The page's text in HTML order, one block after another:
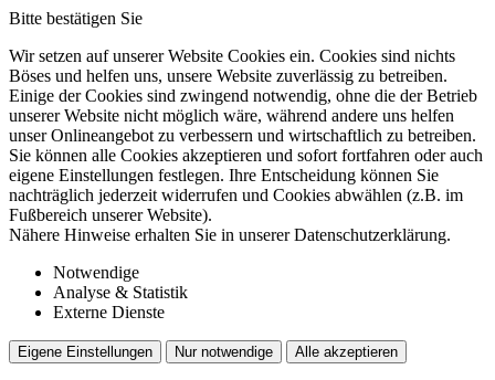
Bitte bestätigen Sie
Wir setzen auf unserer Website Cookies ein. Cookies sind nichts
Böses und helfen uns, unsere Website zuverlässig zu betreiben.
Einige der Cookies sind zwingend notwendig, ohne die der Betrieb
unserer Website nicht möglich wäre, während andere uns helfen
unser Onlineangebot zu verbessern und wirtschaftlich zu betreiben.
Sie können alle Cookies akzeptieren und sofort fortfahren oder auch
eigene Einstellungen festlegen. Ihre Entscheidung können Sie
nachträglich jederzeit widerrufen und Cookies abwählen (z.B. im
Fußbereich unserer Website).
Nähere Hinweise erhalten Sie in unserer Datenschutzerklärung.
Notwendige
Analyse & Statistik
Externe Dienste
Eigene Einstellungen Nur notwendige Alle akzeptieren